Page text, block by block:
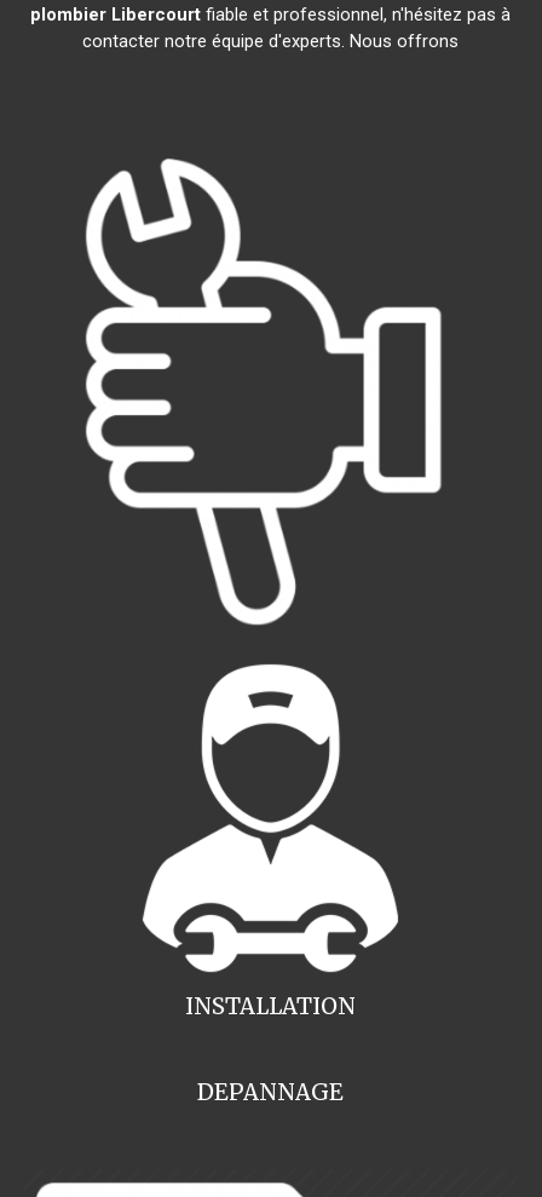
plombier Libercourt fiable et professionnel, n'hésitez pas à
contacter notre équipe d'experts. Nous offrons
INSTALLATION
DEPANNAGE